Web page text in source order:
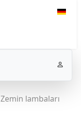
Zemin lambaları